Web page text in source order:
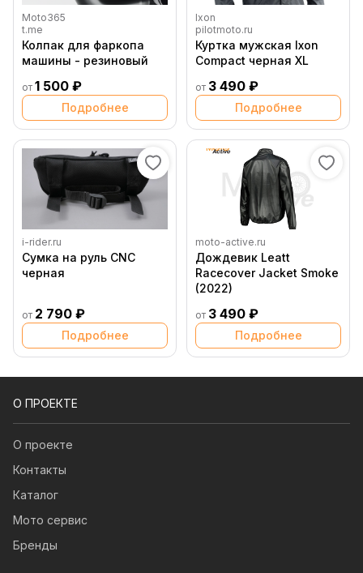
Moto365
t.me
Колпак для фаркопа
машины - резиновый
от 1 500 ₽
Подробнее
Ixon
pilotmoto.ru
Куртка мужская Ixon
Compact черная XL
от 3 490 ₽
Подробнее
i-rider.ru
Сумка на руль CNC
черная
от 2 790 ₽
Подробнее
moto-active.ru
Дождевик Leatt
Racecover Jacket Smoke
(2022)
от 3 490 ₽
Подробнее
О ПРОЕКТЕ
О проекте
Контакты
Каталог
Мото сервис
Бренды